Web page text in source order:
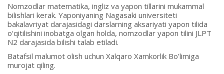
Nomzodlar matematika, ingliz va yapon tillarini mukammal
bilishlari kerak. Yaponiyaning Nagasaki universiteti
bakalavriyat darajasidagi darslarning aksariyati yapon tilida
o‘qitilishini inobatga olgan holda, nomzodlar yapon tilini JLPT
N2 darajasida bilishi talab etiladi.
Batafsil malumot olish uchun Xalqaro Xamkorlik Bo’limiga
murojat qiling.